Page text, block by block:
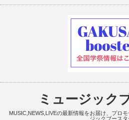
ミュージック
MUSIC,NEWS,LIVEの最新情報をお届け、プロ
ジックブースタ